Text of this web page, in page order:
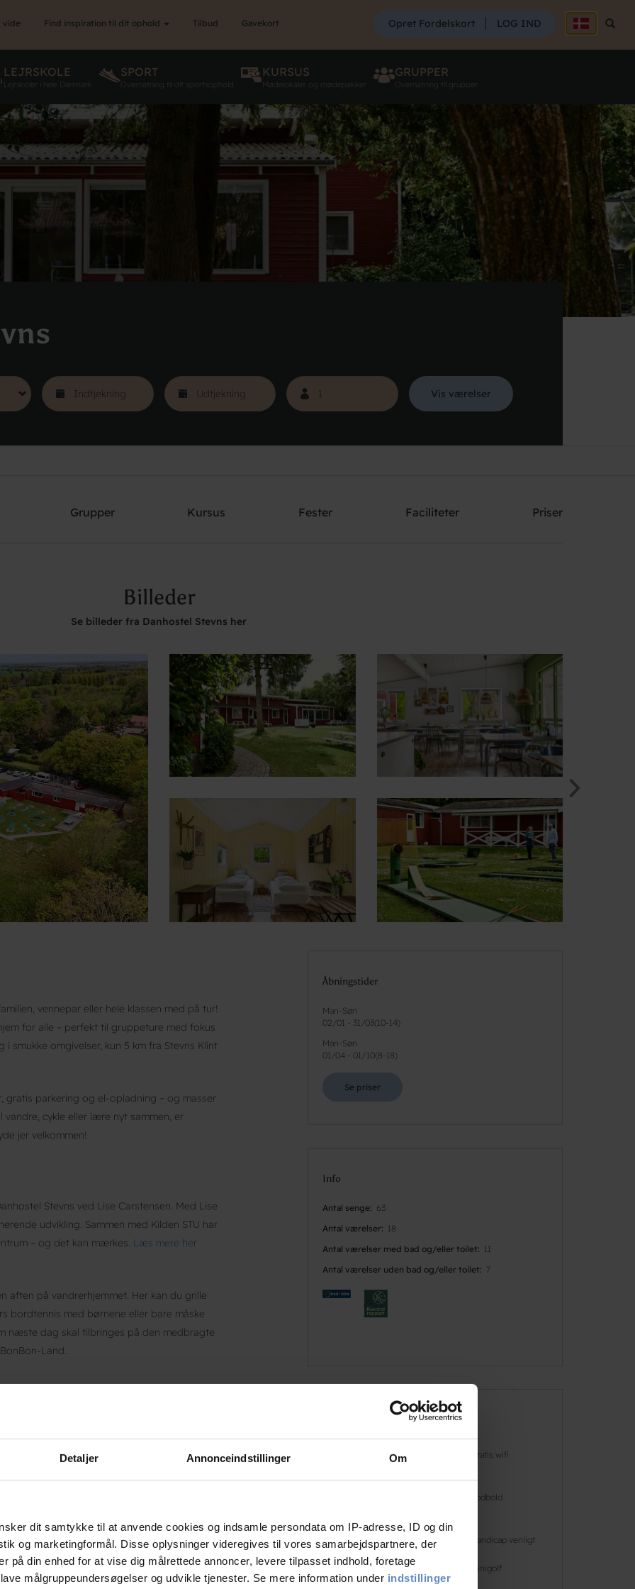
Detaljer Annonceindstillinger Om
dit samtykke til at anvende cookies og indsamle persondata om IP-adresse, ID og din
og marketingformål. Disse oplysninger videregives til vores samarbejdspartnere, der
på din enhed for at vise dig målrettede annoncer, levere tilpasset indhold, foretage
målgruppeundersøgelser og udvikle tjenester. Se mere information under indstillinger
SØG
Søg
Opret Fordelskort LOG IND
vide Find inspiration til dit ophold Tilbud Gavekort
LEJRSKOLE
Lejrskoler i hele Danmark
SPORT
Overnatning til dit sportsophold
KURSUS
Mødelokaler og mødepakker
GRUPPER
Overnatning til grupper
Vis værelser
Grupper Kursus Fester Faciliteter Priser
Billeder
Se billeder fra Danhostel Stevns her
vennepar eller hele klassen med på tur!
for alle – perfekt til gruppeture med fokus
omgivelser, kun 5 km fra Stevns Klint
parkering og el-opladning – og masser
cykle eller lære nyt sammen, er
jer velkommen!
Stevns ved Lise Carstensen. Med Lise
udvikling. Sammen med Kilden STU har
– og det kan mærkes. Læs mere her
aften på vandrerhjemmet. Her kan du grille
bordtennis med børnene eller bare måske
næste dag skal tilbringes på den medbragte
Land.
rammer ved Stevns Klint
Danhostel Stevns i rolige omgivelser centralt i
Åbningstider
Man-Søn
02/01 - 31/03( 10-14)
Man-Søn
01/04 - 01/10( 8-18)
Se priser
Info
Antal senge
63
Antal værelser
18
Antal værelser med bad og/eller toilet
11
Antal værelser uden bad og/eller toilet
7
Faciliteter
Gratis wifi
Fodbold
Gratis parkering Handicap venligt
Hytter Minigolf